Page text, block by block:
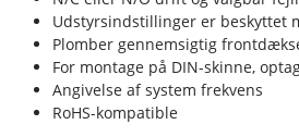
Udstyrsindstillinger er beskyttet
Plomber gennemsigtig
For montage på DIN-skinne,
Angivelse af system frekvens
RoHS-kompatible